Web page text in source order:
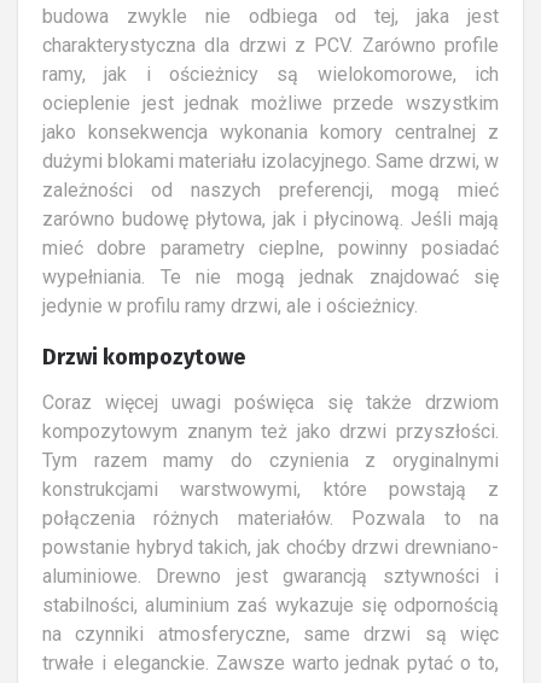
budowa zwykle nie odbiega od tej, jaka jest
charakterystyczna dla drzwi z PCV. Zarówno profile
ramy, jak i ościeżnicy są wielokomorowe, ich
ocieplenie jest jednak możliwe przede wszystkim
jako konsekwencja wykonania komory centralnej z
dużymi blokami materiału izolacyjnego. Same drzwi, w
zależności od naszych preferencji, mogą mieć
zarówno budowę płytowa, jak i płycinową. Jeśli mają
mieć dobre parametry cieplne, powinny posiadać
wypełniania. Te nie mogą jednak znajdować się
jedynie w profilu ramy drzwi, ale i ościeżnicy.
Drzwi kompozytowe
Coraz więcej uwagi poświęca się także drzwiom
kompozytowym znanym też jako drzwi przyszłości.
Tym razem mamy do czynienia z oryginalnymi
konstrukcjami warstwowymi, które powstają z
połączenia różnych materiałów. Pozwala to na
powstanie hybryd takich, jak choćby drzwi drewniano-
aluminiowe. Drewno jest gwarancją sztywności i
stabilności, aluminium zaś wykazuje się odpornością
na czynniki atmosferyczne, same drzwi są więc
trwałe i eleganckie. Zawsze warto jednak pytać o to,